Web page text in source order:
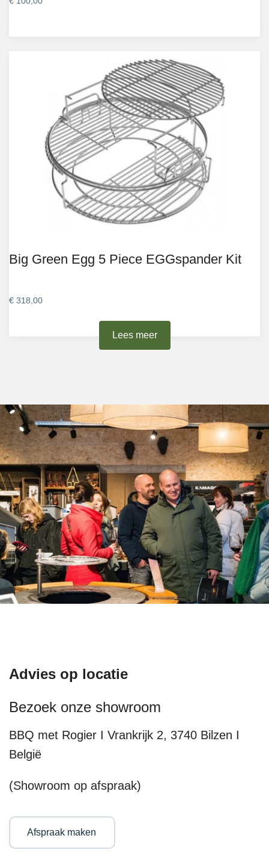
Lees meer
Big Green Egg 5 Piece EGGspander Kit
€ 318,00
Advies op locatie
Bezoek onze showroom
BBQ met Rogier I Vrankrijk 2, 3740 Bilzen I
België
(Showroom op afspraak)
Afspraak maken